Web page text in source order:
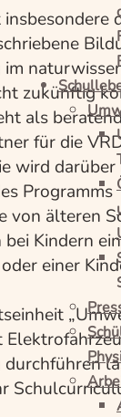
zukünftig
als
für die
wird darüber
Programms
von älteren
Kindern
einer